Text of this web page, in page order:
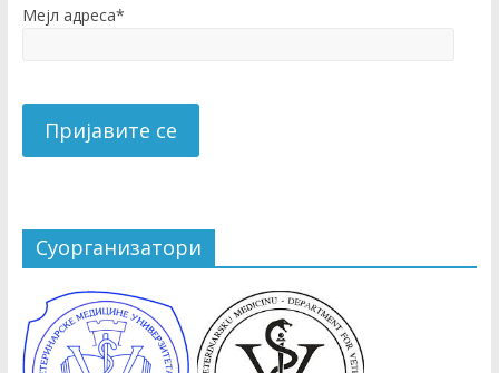
Мејл адреса*
Суорганизатори